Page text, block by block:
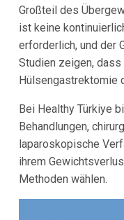
Großteil des
ist keine
erforderlich, und der
Studien zeigen,
Hülsengastrektomie
Bei Healthy Türkiye
Behandlungen,
laparoskopische
ihrem
Methoden wählen.